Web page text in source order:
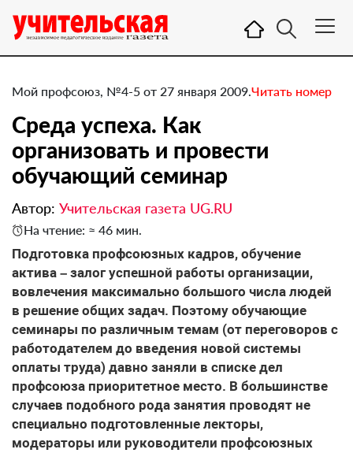
Мой профсоюз, №4-5 от 27 января 2009.Читать номер
Среда успеха. Как
организовать и провести
обучающий семинар
Автор: Учительская газета UG.RU
На чтение: ≈ 46 мин.
Подготовка профсоюзных кадров, обучение
актива – залог успешной работы организации,
вовлечения максимально большого числа людей
в решение общих задач. Поэтому обучающие
семинары по различным темам (от переговоров с
работодателем до введения новой системы
оплаты труда) давно заняли в списке дел
профсоюза приоритетное место. В большинстве
случаев подобного рода занятия проводят не
специально подготовленные лекторы,
модераторы или руководители профсоюзных